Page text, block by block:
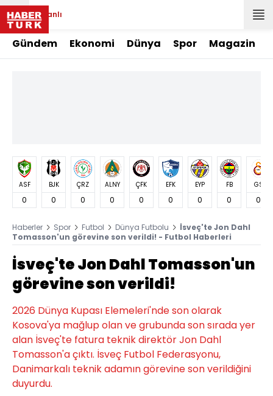
Canlı
Gündem Ekonomi Dünya Spor Magazin
ASF
0
BJK
0
ÇRZ
0
ALNY
0
ÇFK
0
EFK
0
EYP
0
FB
0
GS
0
Haberler Spor Futbol Dünya Futbolu
İsveç'te Jon Dahl
Tomasson'un görevine son verildi! - Futbol Haberleri
İsveç'te Jon Dahl Tomasson'un
görevine son verildi!
2026 Dünya Kupası Elemeleri'nde son olarak
Kosova'ya mağlup olan ve grubunda son sırada yer
alan İsveç'te fatura teknik direktör Jon Dahl
Tomasson'a çıktı. İsveç Futbol Federasyonu,
Danimarkalı teknik adamın görevine son verildiğini
duyurdu.